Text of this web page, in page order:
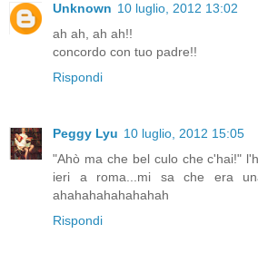
Unknown 10 luglio, 2012 13:02
ah ah, ah ah!!
concordo con tuo padre!!
Rispondi
Peggy Lyu 10 luglio, 2012 15:05
"Ahò ma che bel culo che c'hai!"
ieri a roma...mi sa che era
ahahahahahahahah
Rispondi